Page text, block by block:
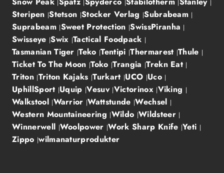
Steripen Stetson Stocker Verlag Subrabeam
Suprabeam Sweet Protection SwissPiranha
Swisseye Swix Tactical Foodpack
Tasmanian Tiger Teko Tentipi Thermarest Thule
Ticket To The Moon Toko Trangia Trekn Eat
Triton Triton Kajaks Turkart UCO Uco
UphillSport Uquip Vesuv Victorinox Viking
Walkstool Warrior Wattstunde Wechsel
Western Mountaineering Wildo Wildsteer
Winnerwell Woolpower Work Sharp Knife Yeti
Zippo wilmanaturprodukter